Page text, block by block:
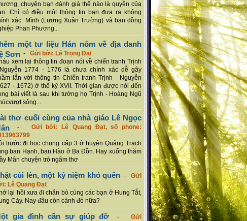
chuyện bạn đánh giá thế nào là quyền của
Chỉ có điều một thông tin bạn đưa ra không
xác: Mình (Lương Xuân Trường) và bạn dồng
Phan Phương...
một tư liệu Hán nôm về địa danh
Sơn - Gửi bởi: Lê Trọng Đại
xem lại thông tin đoạn nói về chiến tranh Trịnh
1774 - 1776 là chưa chính xác dễ gây
lẫn với thông tin Chiến tranh Trịnh - Nguyễn
- 1672) ở thế kỷ XVII. Thời gian được nói đến
bài viết là sau khi tướng họ Trịnh - Hoàng Ngũ
sông...
thơ cuối cùng của nhà giáo Lê Ngọc
- Gửi bởi: Lê Quang Đạt, số phone:
trước đi học chung cấp 3 ở huyện Quảng Trạch
bạn Hạnh, bạn Hào ở Ba Đồn. Hay xuống thăm
Mân chuyện trò ngâm thơ
củi lèn, một kỷ niệm khó quên-Gửi
Lê Quang Đạt
lại hồi xưa đi chăn bò cùng các bạn ở Hung Tắt,
Cày. Nay đâu còn cảnh đó nữa?
gia đình cần sự giúp đỡ -Gửi